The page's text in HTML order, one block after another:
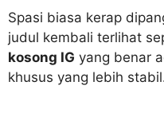
Spasi biasa kerap
judul kembali terlihat
kosong IG yang benar
khusus yang lebih